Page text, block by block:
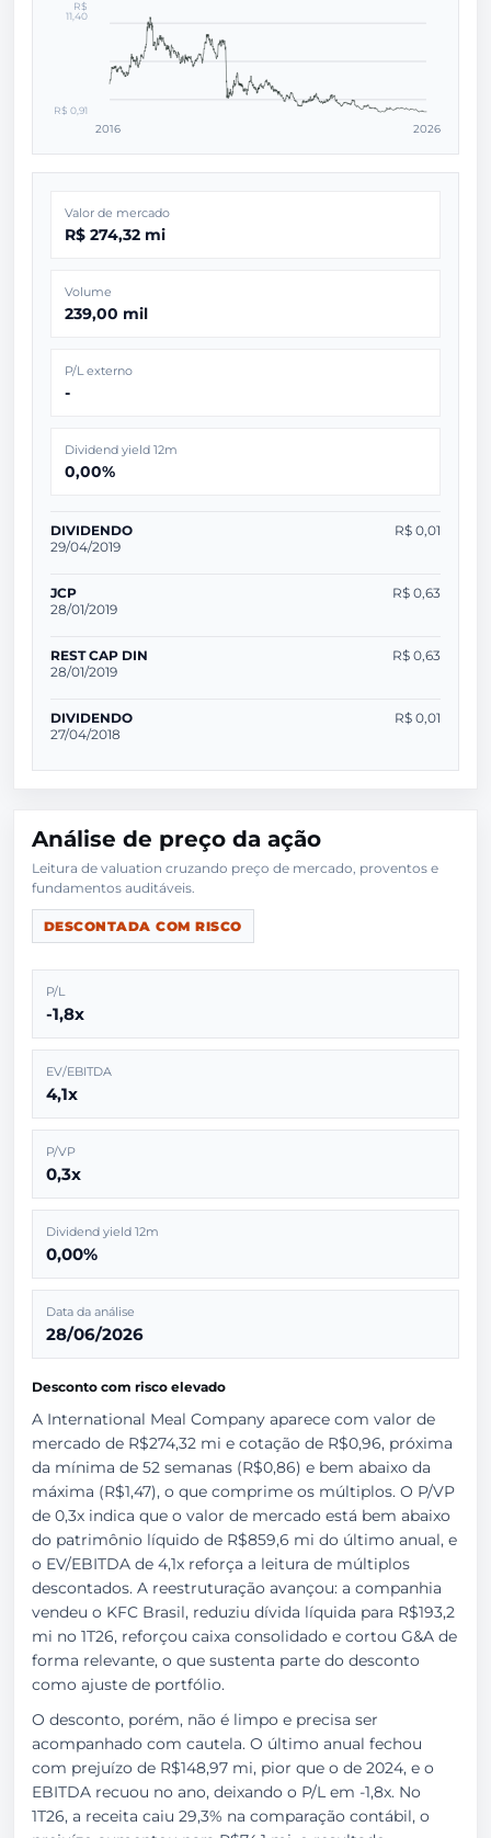
R$
11,40
R$ 0,91
2016 2026
Valor de mercado
R$ 274,32 mi
Volume
239,00 mil
P/L externo
-
Dividend yield 12m
0,00%
DIVIDENDO
29/04/2019
R$ 0,01
JCP
28/01/2019
R$ 0,63
REST CAP DIN
28/01/2019
R$ 0,63
DIVIDENDO
27/04/2018
R$ 0,01
Análise de preço da ação
Leitura de valuation cruzando preço de mercado, proventos e
DESCONTADA COM RISCO
P/L
-1,8x
EV/EBITDA
4,1x
P/VP
0,3x
Dividend yield 12m
0,00%
Data da análise
28/06/2026
Desconto com risco elevado
A International Meal Company aparece com valor de
mercado de R$274,32 mi e cotação de R$0,96, próxima
da mínima de 52 semanas (R$0,86) e bem abaixo da
máxima (R$1,47), o que comprime os múltiplos. O P/VP
de 0,3x indica que o valor de mercado está bem abaixo
do patrimônio líquido de R$859,6 mi do último anual, e
o EV/EBITDA de 4,1x reforça a leitura de múltiplos
descontados. A reestruturação avançou: a companhia
vendeu o KFC Brasil, reduziu dívida líquida para R$193,2
mi no 1T26, reforçou caixa consolidado e cortou G&A de
forma relevante, o que sustenta parte do desconto
como ajuste de portfólio.
O desconto, porém, não é limpo e precisa ser
acompanhado com cautela. O último anual fechou
com prejuízo de R$148,97 mi, pior que o de 2024, e o
EBITDA recuou no ano, deixando o P/L em -1,8x. No
1T26, a receita caiu 29,3% na comparação contábil, o